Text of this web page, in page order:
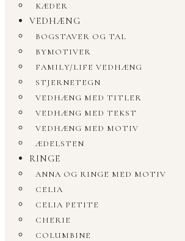
KÆDER
VEDHÆNG
BOGSTAVER OG TAL
BYMOTIVER
FAMILY/LIFE VEDHÆNG
STJERNETEGN
VEDHÆNG MED TITLER
VEDHÆNG MED TEKST
VEDHÆNG MED MOTIV
ÆDELSTEN
RINGE
ANNA OG RINGE MED MOTIV
CELIA
CELIA PETITE
CHERIE
COLUMBINE